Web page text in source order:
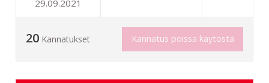
29.09.2021
20 Kannatukset Kannatus poissa käytöstä